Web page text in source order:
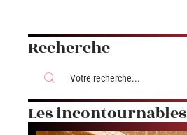
Recherche
Les incontournables